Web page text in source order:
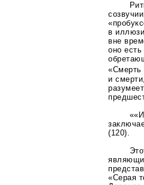
в
вне
оно
«Смерть
и
(120).
«Серая